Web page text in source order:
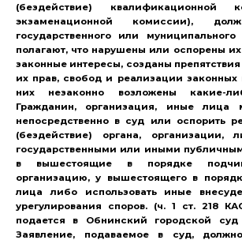
(бездействие) квалификационной
экзаменационной комиссии),
государственного или
полагают, что нарушены или оспорены
законные интересы, созданы
их прав, свобод и реализации законных
них незаконно возложены какие-
Гражданин, организация, иные лица
непосредственно в суд или оспорить
(бездействие) органа, организации,
государственными или иными
в вышестоящие в порядке
организацию, у вышестоящего в
лица либо использовать иные
урегулирования споров. (ч. 1 ст. 218
подается в Обнинский городской
Заявление, подаваемое в суд, должно